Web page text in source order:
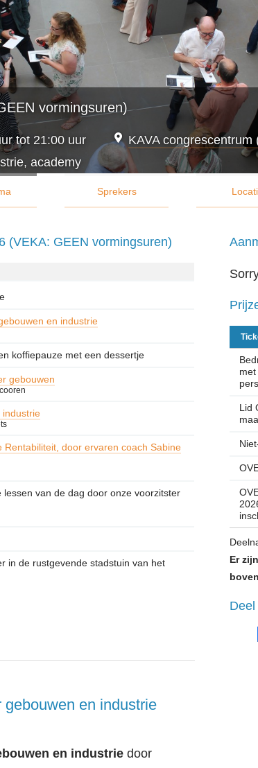
vormingsuren)
tot 21:00 uur
KAVA
academy
Sprekers
(VEKA: GEEN vormingsuren)
en industrie
koffiepauze met een dessertje
gebouwen
industrie
Rentabiliteit, door ervaren coach Sabine
van de dag door onze voorzitster
in de rustgevende stadstuin van het
en industrie
en industriedoor
met
Lid
Er